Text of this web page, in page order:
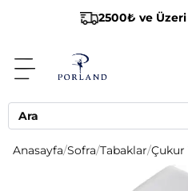
2500₺ ve
Anasayfa/Sofra/Tabaklar/Çukur